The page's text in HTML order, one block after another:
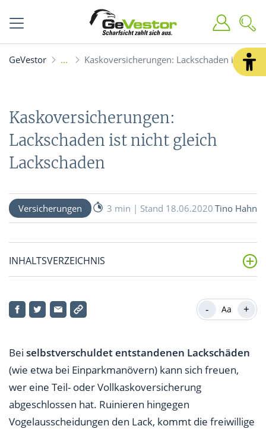
GeVestor Kaskoversicherungen: Lackschaden ist
Kaskoversicherungen:
Lackschaden ist nicht gleich
Lackschaden
Versicherungen 3 min | Stand 18.06.2020 Tino Hahn
INHALTSVERZEICHNIS
Fall
absetzbar
- Aa +
Bei selbstverschuldet entstandenen Lackschäden
(wie etwa bei Einparkmanövern) kann sich freuen,
wer eine Teil- oder Vollkaskoversicherung
abgeschlossen hat. Ruinieren hingegen
Vogelausscheidungen den Lack, kommt die freiwillige